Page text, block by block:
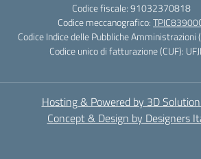
Codice fiscale: 91032370818
Codice meccanografico:
Codice Indice delle Pubbliche Amministrazioni
Codice unico di fatturazione (CUF):
Hosting & Powered by 3D Solution
Concept & Design by Designers